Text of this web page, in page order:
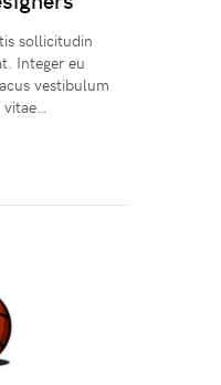
sollicitudin
Integer eu
vestibulum